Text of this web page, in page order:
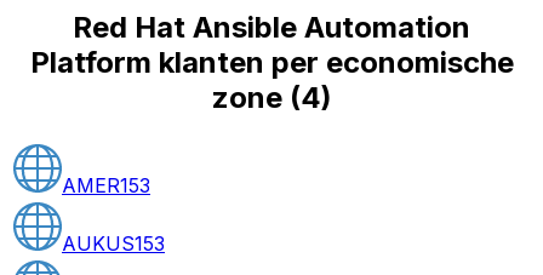
Red Hat Ansible Automation
Platform klanten per economische
zone(4)
AMER153
AUKUS153